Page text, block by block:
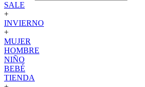
SALE
+
INVIERNO
+
MUJER
HOMBRE
NIÑO
BEBÉ
TIENDA